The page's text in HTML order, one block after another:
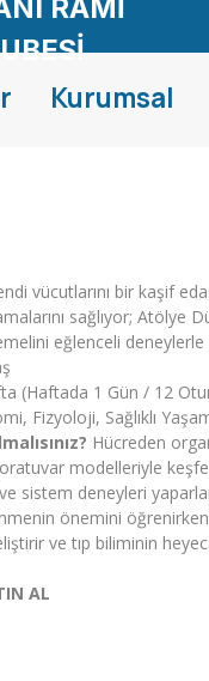
vücutlarını bir kaşif
sağlıyor; Atölye
eğlenceli
(Haftada 1 Gün / 12
Fizyoloji, Sağlıklı
Hücreden
modelleriyle
sistem deneyleri
önemini
ve tıp biliminin
AL
RAMİ
Kurumsal